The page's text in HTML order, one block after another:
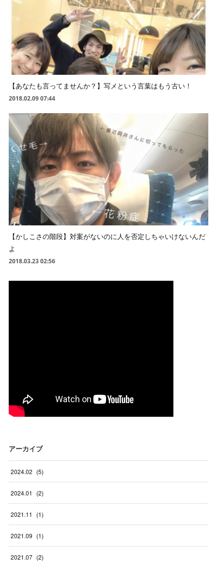
【あなたも言ってませんか？】写メという言葉はもう古い！
2018.02.09 07:44
【かしこさの階段】対案がないのに人を否定しちゃいけないんだ
よ
2018.03.23 02:56
アーカイブ
2024.02 (5)
2024.01 (2)
2021.11 (1)
2021.09 (1)
2021.07 (2)